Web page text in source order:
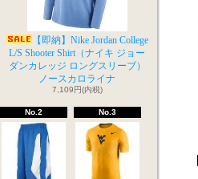
【即納】Nike Jordan College
L/S Shooter Shirt（ナイキ ジョー
ダンカレッジ ロングスリーブ）
ノースカロライナ
7,109円(内税)
No.2 No.3